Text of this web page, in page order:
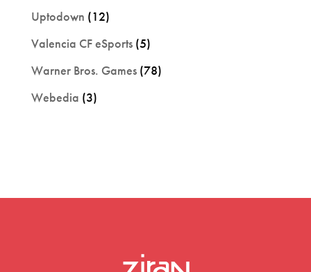
Uptodown (12)
Valencia CF eSports(5)
Warner Bros. Games(78)
Webedia (3)